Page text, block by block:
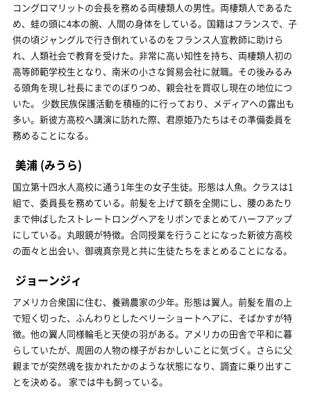
コングロマリットの会長を務める両棲類人の男性。両棲類人であるた
め、蛙の頭に4本の腕、人間の身体をしている。国籍はフランスで、子
供の頃ジャングルで行き倒れているのをフランス人宣教師に助けら
れ、人類社会で教育を受けた。非常に高い知性を持ち、両棲類人初の
高等師範学校生となり、南米の小さな貿易会社に就職。その後みるみ
る頭角を現し社長にまでのぼりつめ、親会社を買収し現在の地位につ
いた。 少数民族保護活動を積極的に行っており、メディアへの露出も
多い。新彼方高校へ講演に訪れた際、君原姫乃たちはその準備委員を
務めることになる。
美浦 (みうら)
国立第十四水人高校に通う1年生の女子生徒。形態は人魚。クラスは1
組で、委員長を務めている。前髪を上げて額を全開にし、腰のあたり
まで伸ばしたストレートロングヘアをリボンでまとめてハーフアップ
にしている。丸眼鏡が特徴。合同授業を行うことになった新彼方高校
の面々と出会い、御魂真奈見と共に生徒たちをまとめることになる。
ジョーンジィ
アメリカ合衆国に住む、養鶏農家の少年。形態は翼人。前髪を眉の上
で短く切った、ふんわりとしたベリーショートヘアに、そばかすが特
徴。他の翼人同様輪毛と天使の羽がある。アメリカの田舎で平和に暮
らしていたが、周囲の人物の様子がおかしいことに気づく。さらに父
親までが突然魂を抜かれたかのような状態になり、調査に乗り出すこ
とを決める。 家では牛も飼っている。